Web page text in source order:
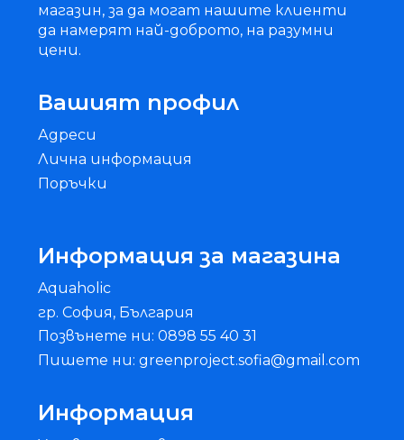
магазин, за да могат нашите клиенти
да намерят най-доброто, на разумни
цени.
Вашият профил
Адреси
Лична информация
Поръчки
Информация за магазина
Aquaholic
гр. София, България
Позвънете ни: 0898 55 40 31
Пишете ни: greenproject.sofia@gmail.com
Информация